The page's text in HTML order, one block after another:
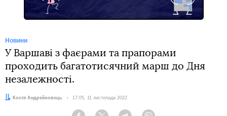
Новини
У Варшаві з фаєрами та прапорами
проходить багатотисячний марш до Дня
незалежності.
Автор:Костя Андрейковець Дата:
17:05, 11 листопада 2022